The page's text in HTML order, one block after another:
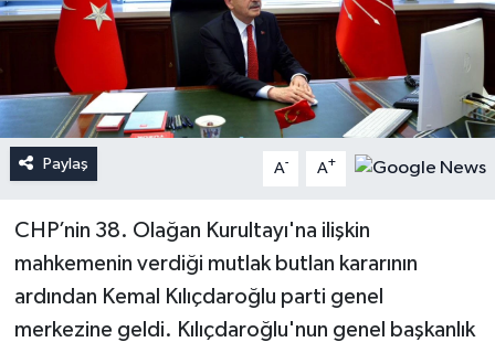
Paylaş A- A+
CHP’nin 38. Olağan Kurultayı'na ilişkin
mahkemenin verdiği mutlak butlan kararının
ardından Kemal Kılıçdaroğlu parti genel
merkezine geldi. Kılıçdaroğlu'nun genel başkanlık